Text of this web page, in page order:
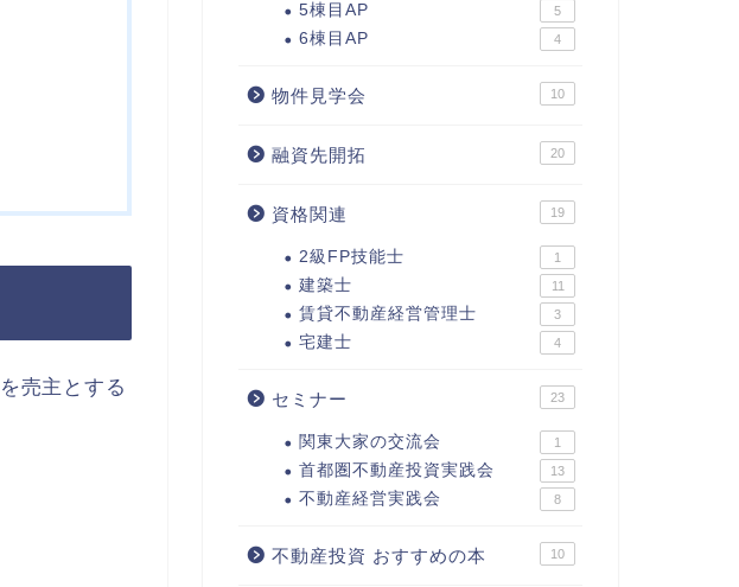
を売主とする
5棟目AP 5
6棟目AP 4
物件見学会 10
融資先開拓 20
資格関連 19
2級FP技能士 1
建築士 11
賃貸不動産経営管理士 3
宅建士 4
セミナー 23
関東大家の交流会 1
首都圏不動産投資実践会 13
不動産経営実践会 8
不動産投資 おすすめの本 10